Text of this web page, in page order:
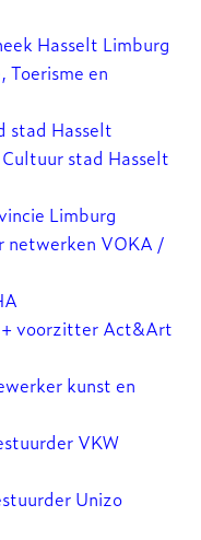
Hasselt Limburg
Toerisme en
stad Hasselt
stad Hasselt
Limburg
netwerken VOKA /
+ voorzitter Act&Art
kunst en
VKW
Unizo